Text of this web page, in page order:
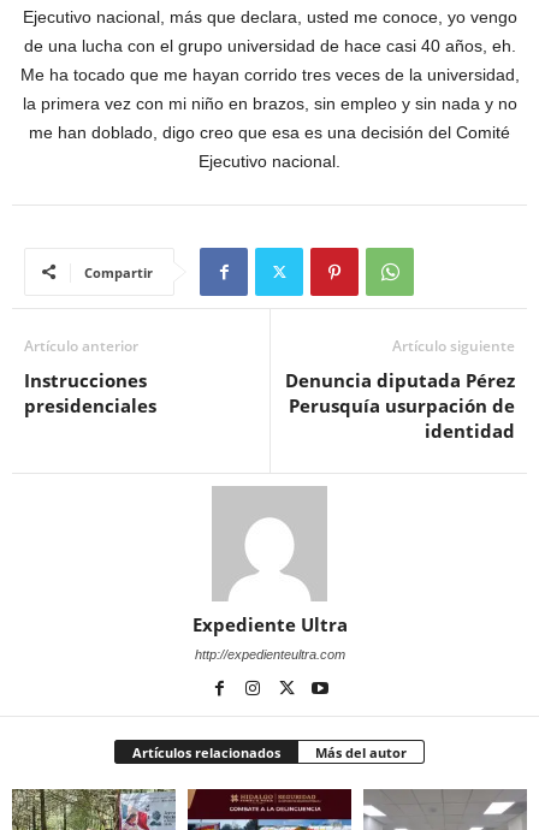
Ejecutivo nacional, más que declara, usted me conoce, yo vengo
de una lucha con el grupo universidad de hace casi 40 años, eh.
Me ha tocado que me hayan corrido tres veces de la universidad,
la primera vez con mi niño en brazos, sin empleo y sin nada y no
me han doblado, digo creo que esa es una decisión del Comité
Ejecutivo nacional.
Compartir
Artículo anterior
Instrucciones
presidenciales
Artículo siguiente
Denuncia diputada Pérez
Perusquía usurpación de
identidad
Expediente Ultra
http://expedienteultra.com
Artículos relacionados Más del autor